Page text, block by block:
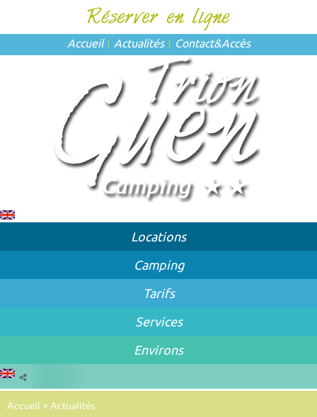
Accueil Actualités Contact&Accès
Locations
Camping
Tarifs
Services
Environs
Accueil > Actualités